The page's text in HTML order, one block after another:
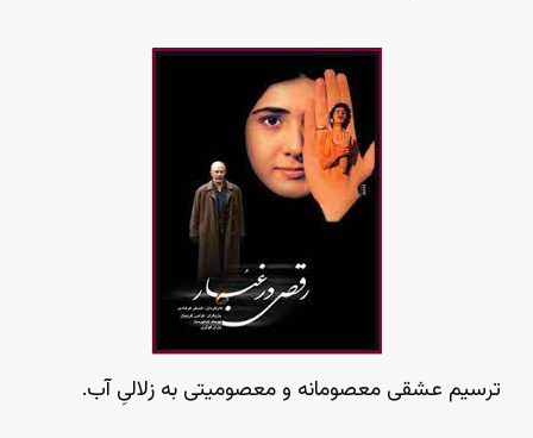
ترسیم عشقی معصومانه و معصومیتی به زلالیِ آب.